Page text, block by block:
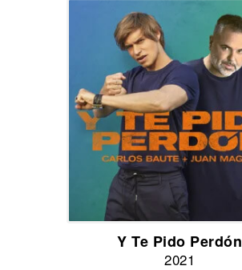
Y Te Pido Perdón
2021